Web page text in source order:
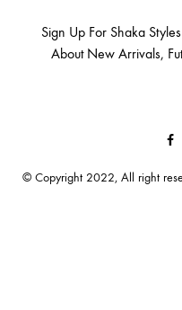
Sign Up For Shaka
About New Arrivals,
© Copyright 2022, All right